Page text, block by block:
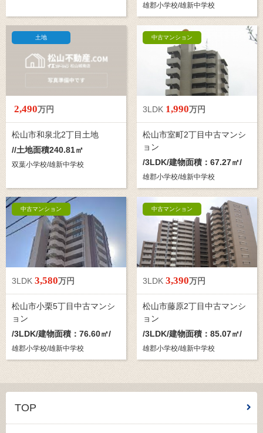
雄郡小学校/雄新中学校
土地
2,490万円
松山市和泉北2丁目土地
//土地面積240.81㎡
双葉小学校/雄新中学校
中古マンション
3LDK 1,990万円
松山市室町2丁目中古マンシ
ョン
/3LDK/建物面積：67.27㎡/
雄郡小学校/雄新中学校
中古マンション
3LDK 3,580万円
松山市小栗5丁目中古マンシ
ョン
/3LDK/建物面積：76.60㎡/
雄郡小学校/雄新中学校
中古マンション
3LDK 3,390万円
松山市藤原2丁目中古マンシ
ョン
/3LDK/建物面積：85.07㎡/
雄郡小学校/雄新中学校
TOP